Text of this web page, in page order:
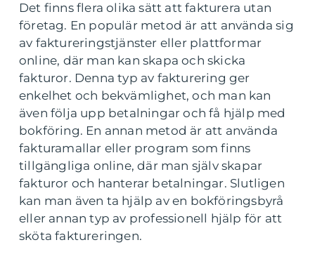
Det finns flera olika sätt att fakturera utan
företag. En populär metod är att använda sig
av faktureringstjänster eller plattformar
online, där man kan skapa och skicka
fakturor. Denna typ av fakturering ger
enkelhet och bekvämlighet, och man kan
även följa upp betalningar och få hjälp med
bokföring. En annan metod är att använda
fakturamallar eller program som finns
tillgängliga online, där man själv skapar
fakturor och hanterar betalningar. Slutligen
kan man även ta hjälp av en bokföringsbyrå
eller annan typ av professionell hjälp för att
sköta faktureringen.